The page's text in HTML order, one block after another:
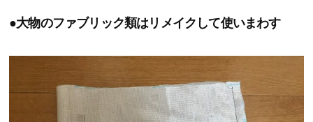
●大物のファブリック類はリメイクして使いまわす